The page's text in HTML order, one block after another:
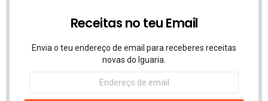
Receitas no teu Email
Envia o teu endereço de email para receberes receitas
novas do Iguaria.
Endereço
email